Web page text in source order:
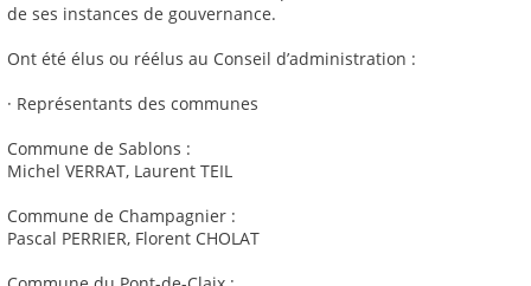
de ses instances de gouvernance.
Ont été élus ou réélus au Conseil d’administration :
· Représentants des communes
Commune de Sablons :
Michel VERRAT, Laurent TEIL
Commune de Champagnier :
Pascal PERRIER, Florent CHOLAT